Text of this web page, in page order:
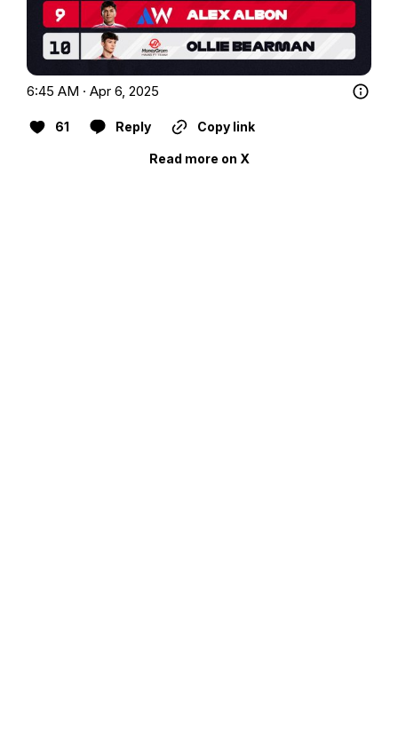
6:45 AM · Apr 6, 2025
61 Reply Copy link
Read more on X